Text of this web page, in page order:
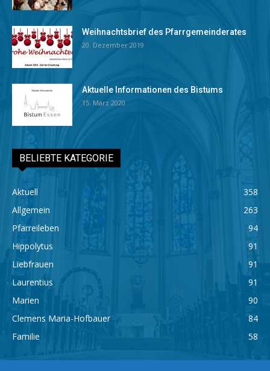
Weihnachtsbrief des Pfarrgemeinderates
20. Dezember 2019
Aktuelle Informationen des Bistums
15. März 2020
BELIEBTE KATEGORIE
Aktuell
358
Allgemein
263
Pfarreileben
94
Hippolytus
91
Liebfrauen
91
Laurentius
91
Marien
90
Clemens Maria-Hofbauer
84
Familie
58